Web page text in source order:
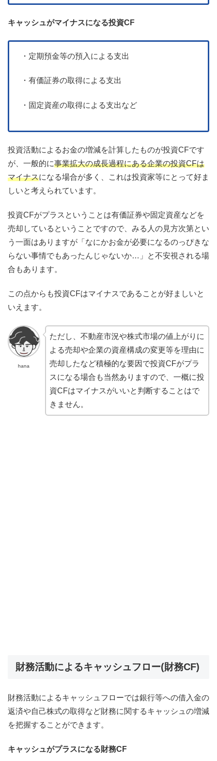
キャッシュがマイナスになる投資CF
・定期預金等の預入による支出
・有価証券の取得による支出
・固定資産の取得による支出など
投資活動によるお金の増減を計算したものが投資CFです
が、一般的に事業拡大の成長過程にある企業の投資CFは
マイナスになる場合が多く、これは投資家等にとって好ま
しいと考えられています。
投資CFがプラスということは有価証券や固定資産などを
売却しているということですので、みる人の見方次第とい
う一面はありますが「なにかお金が必要になるのっぴきな
らない事情でもあったんじゃないか…」と不安視される場
合もあります。
この点からも投資CFはマイナスであることが好ましいと
いえます。
hana
ただし、不動産市況や株式市場の値上がりに
よる売却や企業の資産構成の変更等を理由に
売却したなど積極的な要因で投資CFがプラ
スになる場合も当然ありますので、一概に投
資CFはマイナスがいいと判断することはで
きません。
財務活動によるキャッシュフロー(財務CF)
財務活動によるキャッシュフローでは銀行等への借入金の
返済や自己株式の取得など財務に関するキャッシュの増減
を把握することができます。
キャッシュがプラスになる財務CF